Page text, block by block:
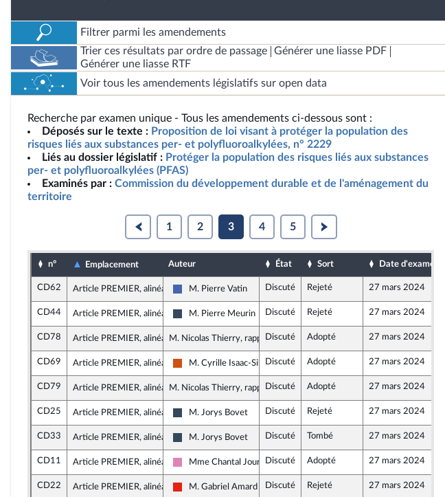
Filtrer parmi les amendements
Trier ces résultats par ordre de passage
Générer une liasse PDF
Générer une liasse RTF
Voir tous les amendements législatifs sur open data
Recherche par examen unique - Tous les amendements ci-dessous sont :
Déposés sur le texte : Proposition de loi visant à protéger la population des
risques liés aux substances per- et polyfluoroalkylées, n° 2229
Liés au dossier législatif : Protéger la population des risques liés aux substances
per- et polyfluoroalkylées (PFAS)
Examinés par : Commission du développement durable et de l'aménagement du
territoire
1 2 3 4 5
n° Emplacement Auteur État Sort Date d'examen
CD62 Article PREMIER, alinéa 13
Les Républicains
M. Pierre Vatin Discuté Rejeté 27 mars 2024
CD44 Article PREMIER, alinéa 14
Rassemblement National
M. Pierre Meurin Discuté Rejeté 27 mars 2024
CD78 Article PREMIER, alinéa 14M. Nicolas Thierry, rapporteur
Discuté Adopté 27 mars 2024
CD69 Article PREMIER, alinéa 15
Démocrate (MoDem et Indépendants)
M. Cyrille Isaac-SibilleDiscuté Adopté 27 mars 2024
CD79 Article PREMIER, alinéa 15M. Nicolas Thierry, rapporteur
Discuté Adopté 27 mars 2024
CD25 Article PREMIER, alinéa 15
Rassemblement National
M. Jorys Bovet Discuté Rejeté 27 mars 2024
CD33 Article PREMIER, alinéa 15
Rassemblement National
M. Jorys Bovet Discuté Tombé 27 mars 2024
CD11 Article PREMIER, alinéa 15
Socialistes et apparentés
Mme Chantal JourdanDiscuté Adopté 27 mars 2024
CD22 Article PREMIER, alinéa 15
La France insoumise - Nouvelle Union Populaire écologique et sociale
M. Gabriel Amard Discuté Rejeté 27 mars 2024